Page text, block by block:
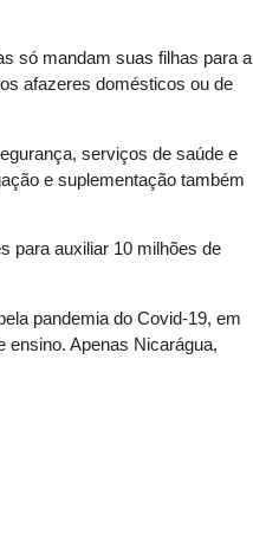
só mandam suas filhas para a
afazeres domésticos ou de
serviços de saúde e
e suplementação também
para auxiliar 10 milhões de
pandemia do Covid-19, em
ensino. Apenas Nicarágua,